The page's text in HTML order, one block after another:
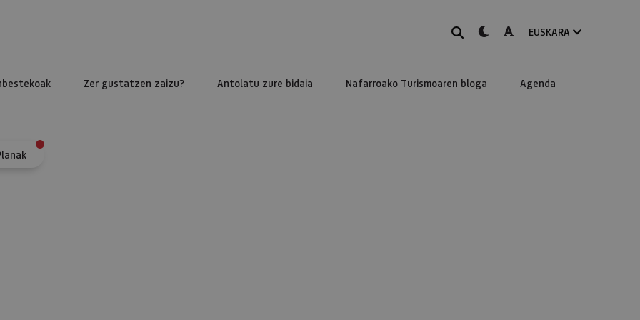
BILATUdark-mode
A-modeEUSKARA
Zer gustatzen zaizu? Antolatu zure bidaia Nafarroako Turismoaren bloga Agenda